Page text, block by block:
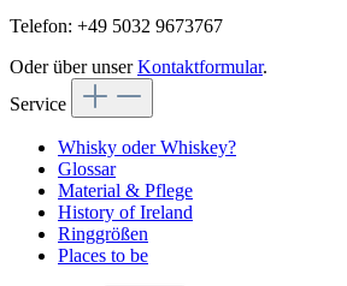
Telefon: +49 5032 9673767
Oder über unserKontaktformular.
Service
Whisky oder Whiskey?
Glossar
Material & Pflege
History of Ireland
Ringgrößen
Places to be